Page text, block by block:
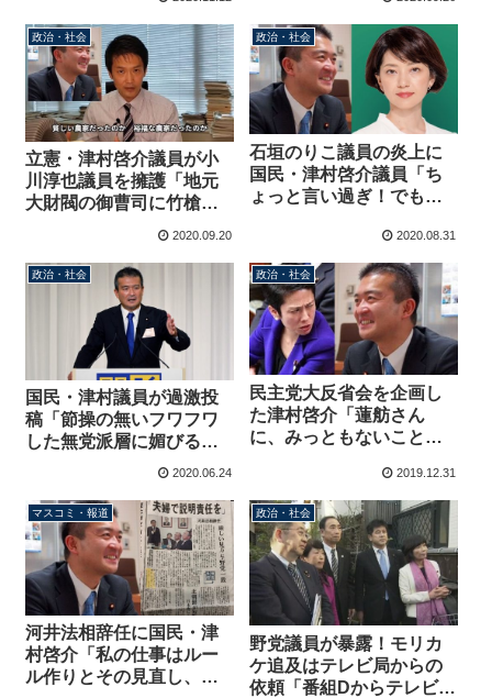
政治・社会
立憲・津村啓介議員が小
川淳也議員を擁護「地元
大財閥の御曹司に竹槍で
挑んでいる小川淳也に小
のは僕は違うと思う」←
やっぱり出自が基準
2020.09.20
政治・社会
石垣のりこ議員の炎上に
国民・津村啓介議員「ち
ょっと言い過ぎ！でも若
でちょうど良い」 2020.08.31
政治・社会
国民・津村議員が過激投
稿「節操の無いフワフワ
した無党派層に媚びる気
はない」「セーフティー
でガキの遊び」
2020.06.24
政治・社会
民主党大反省会を企画し
た津村啓介「蓮舫さん
に、みっともないことや
れとまた合流するんだぞ
2019.12.31
マスコミ・報道
河井法相辞任に国民・津
村啓介「私の仕事はルー
ル作りとその見直し、誰
政治・社会
野党議員が暴露！モリカ
ケ追及はテレビ局からの
依頼「番組Dからテレビで